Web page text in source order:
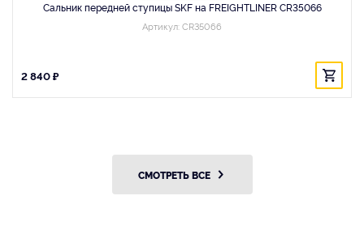
Сальник передней ступицы SKF на FREIGHTLINER CR35066
Артикул: CR35066
2 840 ₽
СМОТРЕТЬ ВСЕ